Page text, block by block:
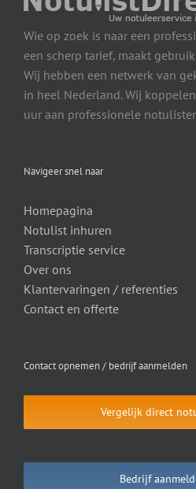
Wie op zoek is naar een
een scherp tarief, maakt
Wij hebben een netwerk van
in heel Nederland. Wij
uur aan professionele
Navigeer snel naar
Homepagina
Notulist inhuren
Transcriptie service
Over ons
Klantervaringen / referenties
Contact en offerte
Contact opnemen / bedrijf aanmelden
Vergelijk direct
Bedrijf